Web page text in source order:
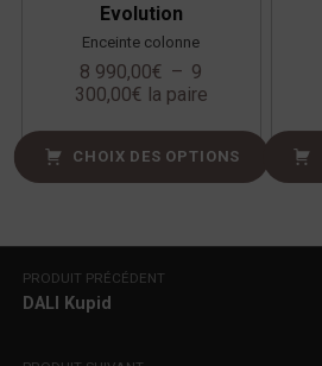
Evolution
Enceinte colonne
8 990,00€ – 9
300,00€ la paire
CHOIX DES OPTIONS
Navigation de l’article
PRODUIT PRÉCÉDENT
DALI Kupid